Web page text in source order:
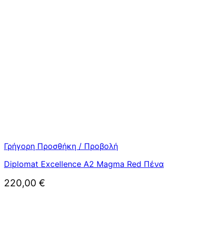
Γρήγορη Προσθήκη / Προβολή
Diplomat Excellence A2 Magma Red Πένα
220,00 €